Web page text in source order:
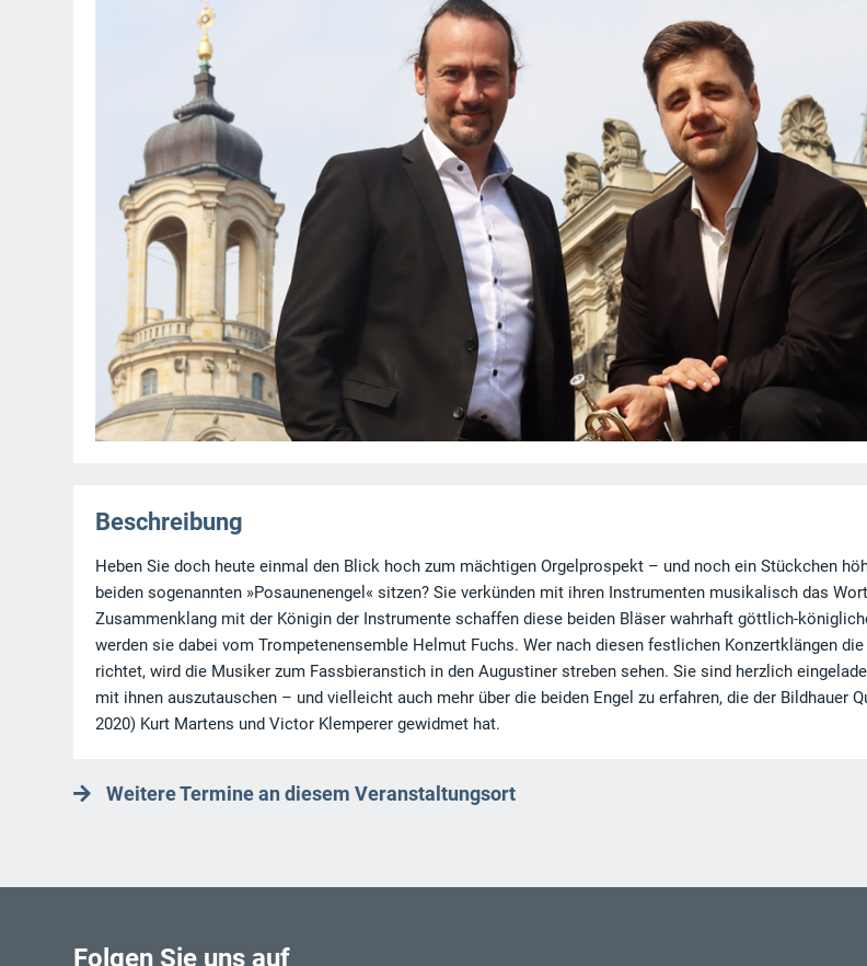
Beschreibung
Heben Sie doch heute einmal den Blick hoch zum mächtigen Orgelprospekt – und noch ein Stückchen
beiden sogenannten »Posaunenengel« sitzen? Sie verkünden mit ihren Instrumenten musikalisch das
Zusammenklang mit der Königin der Instrumente schaffen diese beiden Bläser wahrhaft göttlich-
werden sie dabei vom Trompetenensemble Helmut Fuchs. Wer nach diesen festlichen Konzertklängen
richtet, wird die Musiker zum Fassbieranstich in den Augustiner streben sehen. Sie sind herzlich
mit ihnen auszutauschen – und vielleicht auch mehr über die beiden Engel zu erfahren, die der Bildhauer
2020) Kurt Martens und Victor Klemperer gewidmet hat.
Weitere Termine an diesem Veranstaltungsort
Folgen Sie uns auf